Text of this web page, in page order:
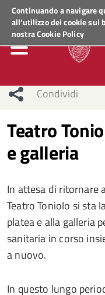
Continuando a navigare
all'utilizzo dei cookie sul
nostraCookie Policy
Regione VenetoACCEDI AI
Condividi
Teatro
e galleria
In attesa di ritornare
Teatro Toniolo si sta
platea e alla galleria
sanitaria in corso
a nuovo.
In questo lungo